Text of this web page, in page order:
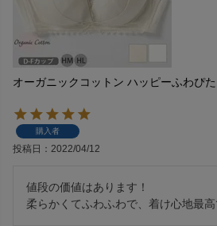
オーガニックコットン ハッピーふわぴ
購入者
投稿日 2022/04/12
値段の価値はあります！
柔らかくてふわふわで、着け心地最高